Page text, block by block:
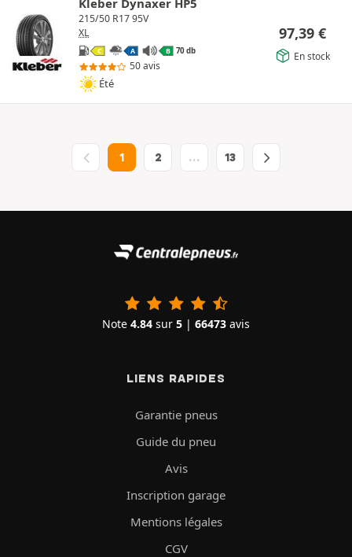
Kleber Dynaxer HP5
215/50 R17 95V
XL
C A B 70 db
50 avis
Été
97,39 €
En stock
1 2 … 13
Note 4.84 sur 5 | 66473 avis
LIENS RAPIDES
Garantie pneus
Guide du pneu
Avis
Inscription garage
Mentions légales
CGV